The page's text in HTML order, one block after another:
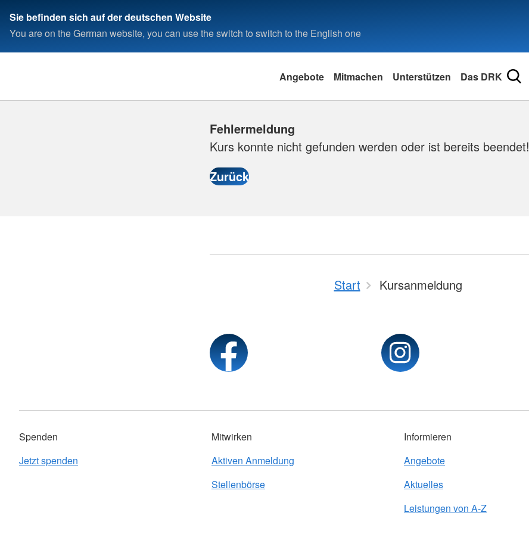
Sie befinden sich auf der deutschen Website
You are on the German website, you can use the switch to switch to the English one
Angebote Mitmachen Unterstützen Das DRK
Fehlermeldung
Kurs konnte nicht gefunden werden oder ist bereits beendet!
Start Kursanmeldung
Spenden
Jetzt spenden
Mitwirken
Aktiven Anmeldung
Stellenbörse
Informieren
Angebote
Aktuelles
Leistungen von A-Z